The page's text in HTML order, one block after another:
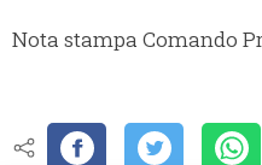
Nota stampa Comando